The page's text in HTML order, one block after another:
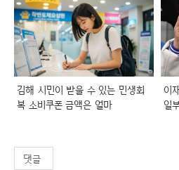
김해 시민이 받을 수 있는 민생회
복 소비쿠폰 금액은 얼마
이
일
댓글